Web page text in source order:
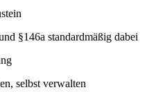
§146a standardmäßig dabei
selbst verwalten